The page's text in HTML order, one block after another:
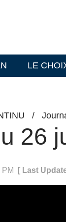
LE
/
26
PM [ Last